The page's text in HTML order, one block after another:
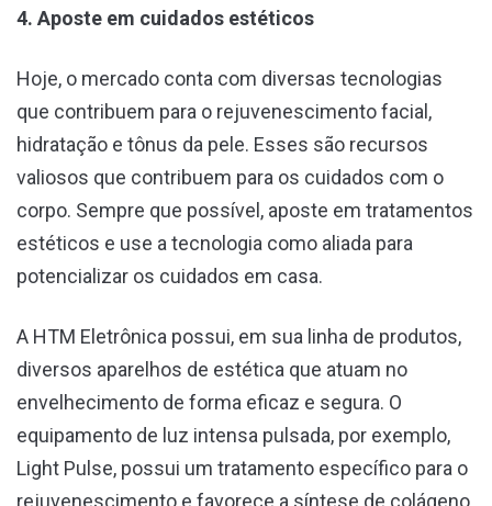
4. Aposte em cuidados estéticos
Hoje, o mercado conta com diversas tecnologias
que contribuem para o rejuvenescimento facial,
hidratação e tônus da pele. Esses são recursos
valiosos que contribuem para os cuidados com o
corpo. Sempre que possível, aposte em tratamentos
estéticos e use a tecnologia como aliada para
potencializar os cuidados em casa.
A HTM Eletrônica possui, em sua linha de produtos,
diversos aparelhos de estética que atuam no
envelhecimento de forma eficaz e segura. O
equipamento de luz intensa pulsada, por exemplo,
Light Pulse, possui um tratamento específico para o
rejuvenescimento e favorece a síntese de colágeno,